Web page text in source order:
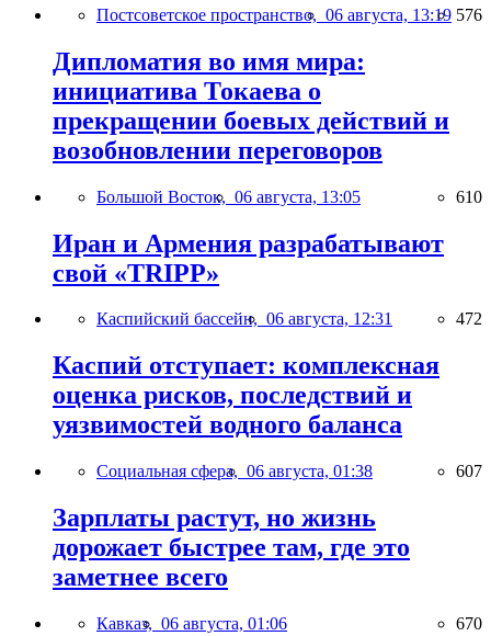
Постсоветское пространство, 06 августа, 13:19 576
Дипломатия во имя мира:
инициатива Токаева о
прекращении боевых действий и
возобновлении переговоров
Большой Восток, 06 августа, 13:05 610
Иран и Армения разрабатывают
свой «TRIPP»
Каспийский бассейн, 06 августа, 12:31 472
Каспий отступает: комплексная
оценка рисков, последствий и
уязвимостей водного баланса
Социальная сфера, 06 августа, 01:38 607
Зарплаты растут, но жизнь
дорожает быстрее там, где это
заметнее всего
Кавказ, 06 августа, 01:06 670